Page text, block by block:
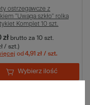
ostrzegawcze z
"Uwaga szkło" rolka
Komplet 10 szt.
zł brutto za 10 szt.
/ szt.)
od 4,91 zł / szt.
Wybierz ilość